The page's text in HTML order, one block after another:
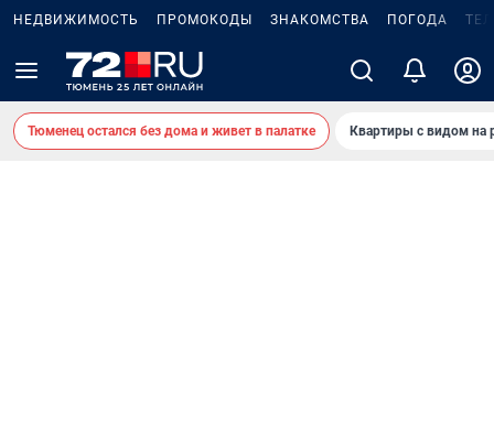
НЕДВИЖИМОСТЬ ПРОМОКОДЫ ЗНАКОМСТВА ПОГОДА
Тюменец остался без дома и живет в палатке Квартиры с видом на